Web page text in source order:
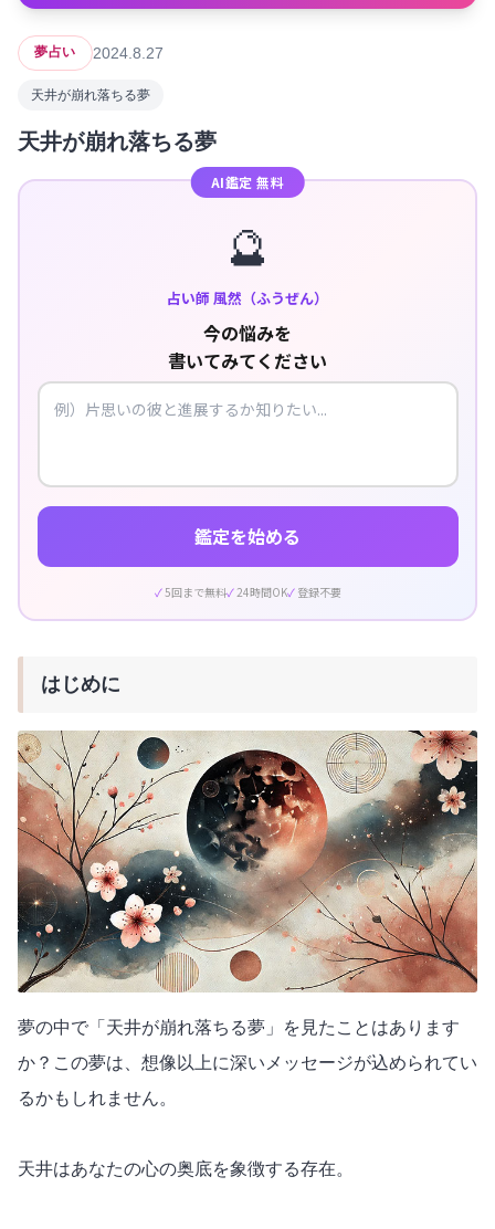
夢占い 2024.8.27
天井が崩れ落ちる夢
天井が崩れ落ちる夢
AI鑑定 無料
🔮
占い師 風然（ふうぜん）
今の悩みを
書いてみてください
鑑定を始める
5回まで無料 24時間OK 登録不要
はじめに
夢の中で「天井が崩れ落ちる夢」を見たことはあります
か？この夢は、想像以上に深いメッセージが込められてい
るかもしれません。
天井はあなたの心の奥底を象徴する存在。